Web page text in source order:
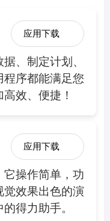
应用下载
、制定计划、
序都能满足您
效、便捷！
应用下载
操作简单，功
效果出色的演
得力助手。